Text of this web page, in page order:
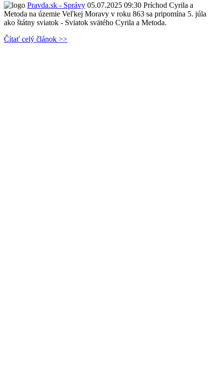
Pravda.sk - Správy 05.07.2025 09:30 Príchod Cyrila a
Metoda na územie Veľkej Moravy v roku 863 sa pripomína 5. júla
ako štátny sviatok - Sviatok svätého Cyrila a Metoda.
Čítať celý článok >>